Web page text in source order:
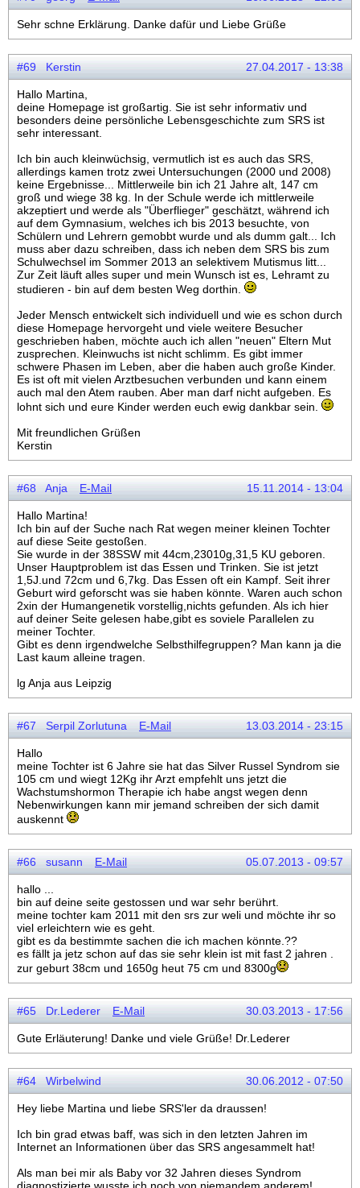
Sehr schne Erklärung. Danke dafür und Liebe Grüße
#69 Kerstin 27.04.2017 - 13:38
Hallo Martina,
deine Homepage ist großartig. Sie ist sehr informativ und
besonders deine persönliche Lebensgeschichte zum SRS ist
sehr interessant.
Ich bin auch kleinwüchsig, vermutlich ist es auch das SRS,
allerdings kamen trotz zwei Untersuchungen (2000 und 2008)
keine Ergebnisse... Mittlerweile bin ich 21 Jahre alt, 147 cm
groß und wiege 38 kg. In der Schule werde ich mittlerweile
akzeptiert und werde als "Überflieger" geschätzt, während ich
auf dem Gymnasium, welches ich bis 2013 besuchte, von
Schülern und Lehrern gemobbt wurde und als dumm galt... Ich
muss aber dazu schreiben, dass ich neben dem SRS bis zum
Schulwechsel im Sommer 2013 an selektivem Mutismus litt...
Zur Zeit läuft alles super und mein Wunsch ist es, Lehramt zu
studieren - bin auf dem besten Weg dorthin.
Jeder Mensch entwickelt sich individuell und wie es schon durch
diese Homepage hervorgeht und viele weitere Besucher
geschrieben haben, möchte auch ich allen "neuen" Eltern Mut
zusprechen. Kleinwuchs ist nicht schlimm. Es gibt immer
schwere Phasen im Leben, aber die haben auch große Kinder.
Es ist oft mit vielen Arztbesuchen verbunden und kann einem
auch mal den Atem rauben. Aber man darf nicht aufgeben. Es
lohnt sich und eure Kinder werden euch ewig dankbar sein.
Mit freundlichen Grüßen
Kerstin
#68 Anja E-Mail 15.11.2014 - 13:04
Hallo Martina!
Ich bin auf der Suche nach Rat wegen meiner kleinen Tochter
auf diese Seite gestoßen.
Sie wurde in der 38SSW mit 44cm,23010g,31,5 KU geboren.
Unser Hauptproblem ist das Essen und Trinken. Sie ist jetzt
1,5J.und 72cm und 6,7kg. Das Essen oft ein Kampf. Seit ihrer
Geburt wird geforscht was sie haben könnte. Waren auch schon
2xin der Humangenetik vorstellig,nichts gefunden. Als ich hier
auf deiner Seite gelesen habe,gibt es soviele Parallelen zu
meiner Tochter.
Gibt es denn irgendwelche Selbsthilfegruppen? Man kann ja die
Last kaum alleine tragen.
lg Anja aus Leipzig
#67 Serpil Zorlutuna E-Mail 13.03.2014 - 23:15
Hallo
meine Tochter ist 6 Jahre sie hat das Silver Russel Syndrom sie
105 cm und wiegt 12Kg ihr Arzt empfehlt uns jetzt die
Wachstumshormon Therapie ich habe angst wegen denn
Nebenwirkungen kann mir jemand schreiben der sich damit
auskennt
#66 susann E-Mail 05.07.2013 - 09:57
hallo ...
bin auf deine seite gestossen und war sehr berührt.
meine tochter kam 2011 mit den srs zur weli und möchte ihr so
viel erleichtern wie es geht.
gibt es da bestimmte sachen die ich machen könnte.??
es fällt ja jetz schon auf das sie sehr klein ist mit fast 2 jahren .
zur geburt 38cm und 1650g heut 75 cm und 8300g
#65 Dr.Lederer E-Mail 30.03.2013 - 17:56
Gute Erläuterung! Danke und viele Grüße! Dr.Lederer
#64 Wirbelwind 30.06.2012 - 07:50
Hey liebe Martina und liebe SRS'ler da draussen!
Ich bin grad etwas baff, was sich in den letzten Jahren im
Internet an Informationen über das SRS angesammelt hat!
Als man bei mir als Baby vor 32 Jahren dieses Syndrom